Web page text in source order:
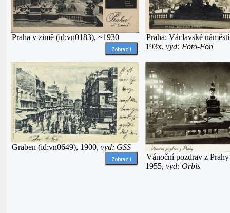
Praha v zimě (id:vn0183), ~1930
Zobrazit
Praha: Václavské
193x, vyd: Foto-Fon
Graben (id:vn0649), 1900, vyd: GSS
Zobrazit
Vánoční pozdrav z
1955, vyd: Orbis